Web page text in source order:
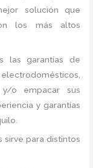
solución que
los más altos
las garantías de
o empacar sus
y garantías
sirve para distintos